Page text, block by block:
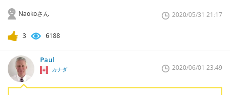
Naokoさん 2020/05/31 21:17
3 6188
Paul
カナダ 2020/06/01 23:49